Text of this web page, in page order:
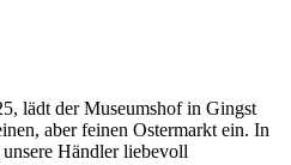
lädt der Museumshof in Gingst
aber feinen Ostermarkt ein. In
Händler liebevoll